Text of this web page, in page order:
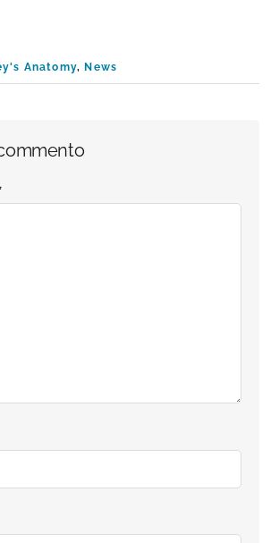
Anatomy, News